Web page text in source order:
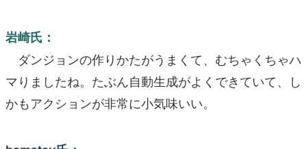
岩崎氏：
ダンジョンの作りかたがうまくて、むちゃくちゃハ
マりましたね。たぶん自動生成がよくできていて、し
かもアクションが非常に小気味いい。